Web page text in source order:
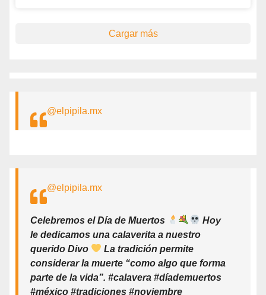
Cargar más
@elpipila.mx
@elpipila.mx
Celebremos el Día de Muertos
Hoy
le dedicamos una calaverita a nuestro
querido Divo
La tradición permite
considerar la muerte “como algo que forma
parte de la vida”. #calavera #díademuertos
#méxico #tradiciones #noviembre